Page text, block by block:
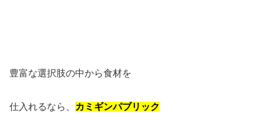
豊富な選択肢の中から食材を
仕入れるなら、 カミギンパブリック